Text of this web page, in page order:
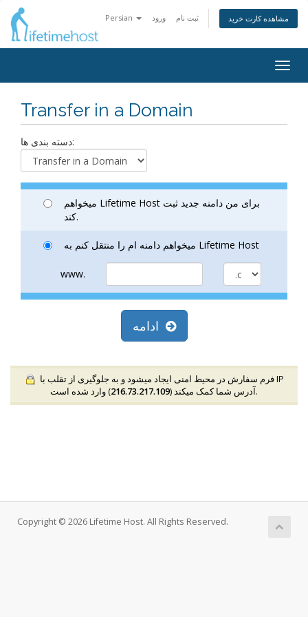
Persian ورود ثبت نام مشاهده کارت خرید
Transfer in a Domain
دسته بندی ها:
میخواهم Lifetime Host برای من دامنه جدید ثبت
کند.
میخواهم دامنه ام را منتقل کنم به Lifetime Host
www.
آدرس شما کمک میکند (216.73.217.109 ) وارد شده است.
Copyright © 2026 Lifetime Host. All Rights Reserved.